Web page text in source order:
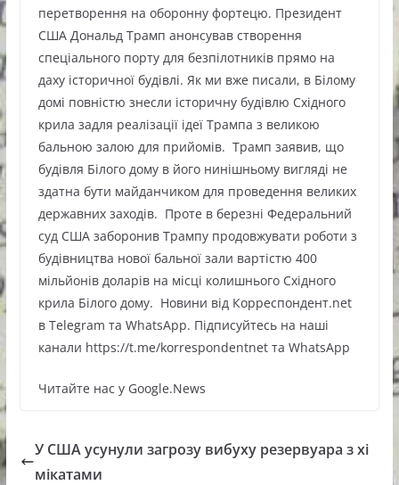
перетворення на оборонну фортецю. Президент
США Дональд Трамп анонсував створення
спеціального порту для безпілотників прямо на
даху історичної будівлі. Як ми вже писали, в Білому
домі повністю знесли історичну будівлю Східного
крила задля реалізації ідеї Трампа з великою
бальною залою для прийомів. Трамп заявив, що
будівля Білого дому в його нинішньому вигляді не
здатна бути майданчиком для проведення великих
державних заходів. Проте в березні Федеральний
суд США заборонив Трампу продовжувати роботи з
будівництва нової бальної зали вартістю 400
мільйонів доларів на місці колишнього Східного
крила Білого дому. Новини від Корреспондент.net
в Telegram та WhatsApp. Підписуйтесь на наші
канали https://t.me/korrespondentnet та WhatsApp
Читайте нас у Google.News
У США усунули загрозу вибуху резервуара з хі
мікатами